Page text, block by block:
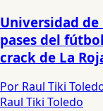
Universidad
pases del
crack de La
Por Raul Tiki
Raul Tiki Toledo